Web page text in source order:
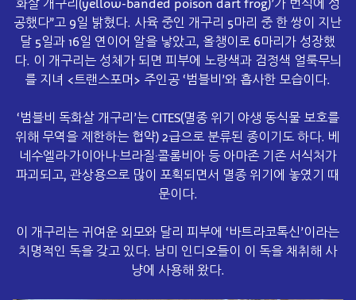
화살 개구리(yellow-banded poison dart frog)’가 번식에 성
공했다”고 9일 밝혔다. 사육 중인 개구리 5마리 중 한 쌍이 지난
달 5일과 16일 연이어 알을 낳았고, 올챙이로 6마리가 성장했
다. 이 개구리는 성체가 되면 피부에 노랑색과 검정색 얼룩무늬
를 지녀 <트랜스포머> 주인공 ‘범블비’와 흡사한 모습이다.
‘범블비 독화살 개구리’는 CITES(멸종 위기 야생 동식물 보호를
위해 무역을 제한하는 협약) 2급으로 분류된 종이기도 하다. 베
네수엘라·가이아나·브라질·콜롬비아 등 아마존 기존 서식처가
파괴되고, 관상용으로 많이 포획되면서 멸종 위기에 놓였기 때
문이다.
이 개구리는 귀여운 외모와 달리 피부에 ‘바트라코톡신’이라는
치명적인 독을 갖고 있다. 남미 인디오들이 이 독을 채취해 사
냥에 사용해 왔다.